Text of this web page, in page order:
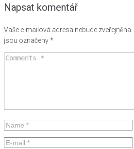
Napsat komentář
Vaše e-mailová adresa nebude zveřejněna.
jsou označeny*